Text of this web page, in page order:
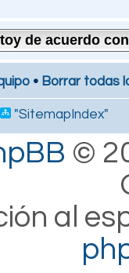
• Borrar todas
"SitemapIndex"
©
al